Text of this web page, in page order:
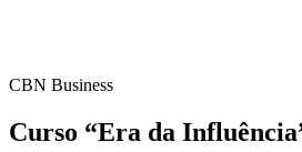
CBN Business
Curso “Era da